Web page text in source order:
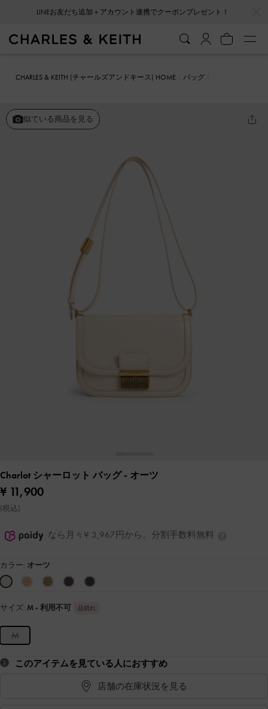
会員登録＋ニュースレター登録で10%OFFクーポンプレゼント！
CHARLES & KEITH (チャールズアンドキース) HOME
バッグ
似ている商品を見る
Charlot シャーロット バッグ- オーツ
¥ 11,900
(税込)
なら月々¥ 3,967円から。分割手数料無料
カラー: オーツ
サイズ: M - 利用不可 品切れ
M
このアイテムを見ている人におすすめ
店舗の在庫状況を見る